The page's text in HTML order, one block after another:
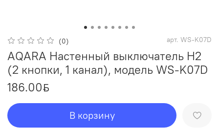
(0) арт. WS-K07D
AQARA Настенный выключатель H2
(2 кнопки, 1 канал), модель WS-K07D
186.00ƃ
В корзину